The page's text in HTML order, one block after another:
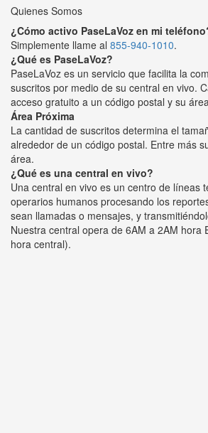
Quienes Somos
¿Cómo activo PaseLaVoz en mi
Simplemente llame al 855-940-1010.
¿Qué es PaseLaVoz?
PaseLaVoz es un servicio que facilita la
suscritos por medio de su central en vivo.
acceso gratuito a un código postal y su
Área Próxima
La cantidad de suscritos determina el
alrededor de un código postal. Entre más
área.
¿Qué es una central en vivo?
Una central en vivo es un centro de líneas
operarios humanos procesando los
sean llamadas o mensajes, y
Nuestra central opera de 6AM a 2AM hora
hora central).